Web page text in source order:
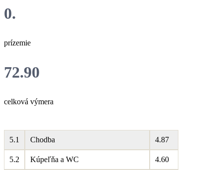
0.
prízemie
72.90
celková výmera
5.1 Chodba 4.87
5.2 Kúpeľňa a WC 4.60